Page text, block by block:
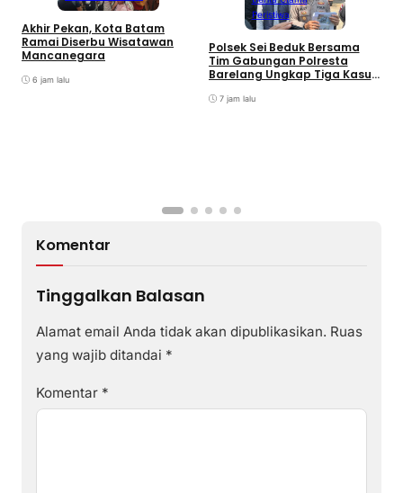
Akhir Pekan, Kota Batam
Ramai Diserbu Wisatawan
Mancanegara
6 jam lalu
Peristiwa
Polsek Sei Beduk Bersama
Tim Gabungan Polresta
Barelang Ungkap Tiga Kasus
7 jam lalu
Komentar
Tinggalkan Balasan
Alamat email Anda tidak akan dipublikasikan. Ruas
yang wajib ditandai *
Komentar *